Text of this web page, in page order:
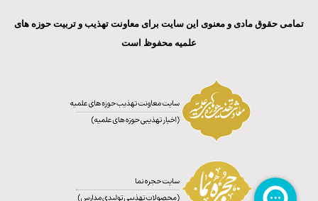
تمامی حقوق مادی و معنوی این سایت برای معاونت تهذیب و تربیت حوزه های
علمیه محفوظ است